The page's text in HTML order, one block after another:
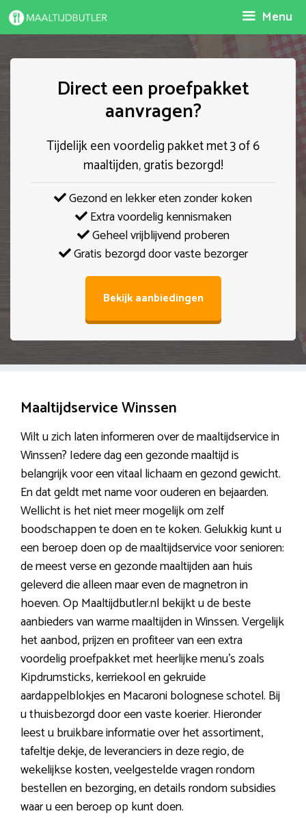
Spring
naar
Menu
Direct een proefpakket
aanvragen?
Tijdelijk een voordelig pakket met 3 of 6
maaltijden, gratis bezorgd!
Gezond en lekker eten zonder koken
Extra voordelig kennismaken
Geheel vrijblijvend proberen
Gratis bezorgd door vaste bezorger
Bekijk aanbiedingen
Maaltijdservice Winssen
Wilt u zich laten informeren over de maaltijdservice in
Winssen? Iedere dag een gezonde maaltijd is
belangrijk voor een vitaal lichaam en gezond gewicht.
En dat geldt met name voor ouderen en bejaarden.
Wellicht is het niet meer mogelijk om zelf
boodschappen te doen en te koken. Gelukkig kunt u
een beroep doen op de maaltijdservice voor senioren:
de meest verse en gezonde maaltijden aan huis
geleverd die alleen maar even de magnetron in
hoeven. Op Maaltijdbutler.nl bekijkt u de beste
aanbieders van warme maaltijden in Winssen. Vergelijk
het aanbod, prijzen en profiteer van een extra
voordelig proefpakket met heerlijke menu’s zoals
Kipdrumsticks, kerriekool en gekruide
aardappelblokjes en Macaroni bolognese schotel. Bij
u thuisbezorgd door een vaste koerier. Hieronder
leest u bruikbare informatie over het assortiment,
tafeltje dekje, de leveranciers in deze regio, de
wekelijkse kosten, veelgestelde vragen rondom
bestellen en bezorging, en details rondom subsidies
waar u een beroep op kunt doen.